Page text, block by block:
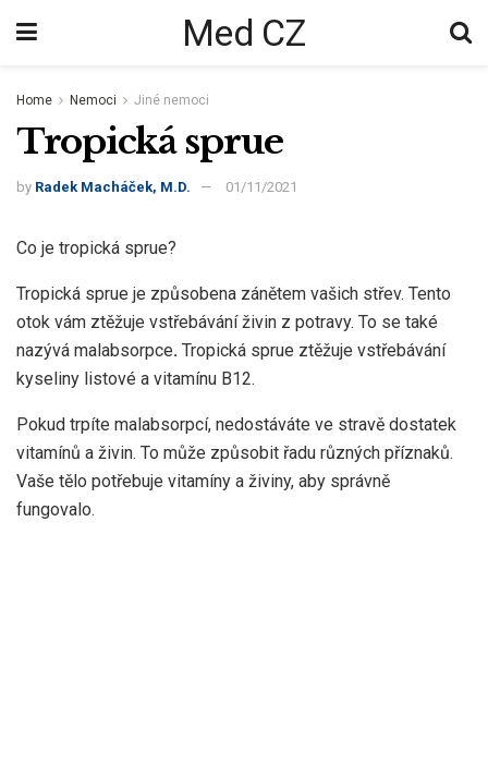
Med CZ
Home Nemoci Jiné nemoci
Tropická sprue
by Radek Macháček, M.D. 01/11/2021
Co je tropická sprue?
Tropická sprue je způsobena zánětem vašich střev. Tento
otok vám ztěžuje vstřebávání živin z potravy. To se také
nazývá malabsorpce. Tropická sprue ztěžuje vstřebávání
kyseliny listové a vitamínu B12.
Pokud trpíte malabsorpcí, nedostáváte ve stravě dostatek
vitamínů a živin. To může způsobit řadu různých příznaků.
Vaše tělo potřebuje vitamíny a živiny, aby správně
fungovalo.